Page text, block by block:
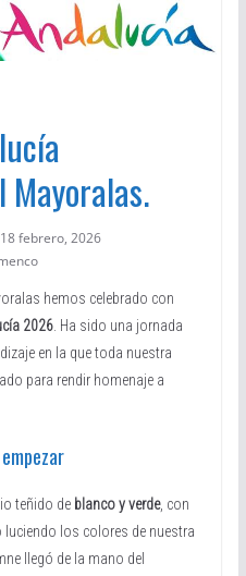
Mayoralas.
18 febrero, 2026
hemos celebrado con
2026. Ha sido una jornada
en la que toda nuestra
para rendir homenaje a
teñido de blanco y verde, con
los colores de nuestra
llegó de la mano del